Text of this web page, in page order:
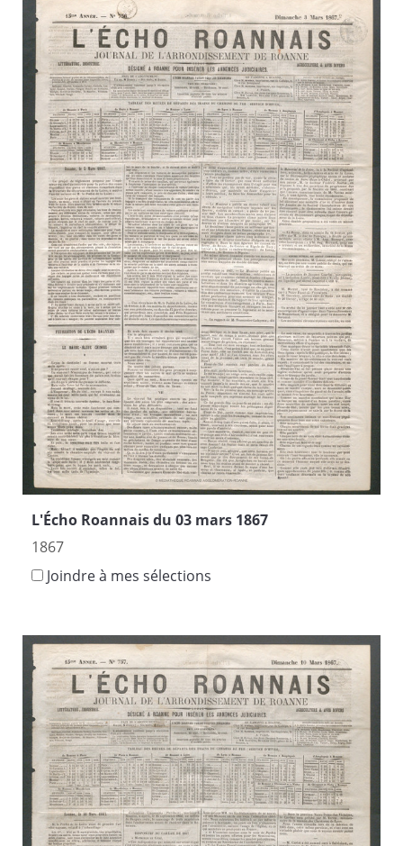
L'Écho Roannais du 03 mars 1867
1867
Joindre à mes sélections